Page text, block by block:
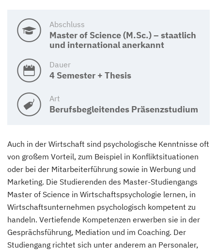
Abschluss
Master of Science (M.Sc.) – staatlich
und international anerkannt
Dauer
4 Semester + Thesis
Art
Berufsbegleitendes Präsenzstudium
Auch in der Wirtschaft sind psychologische Kenntnisse oft
von großem Vorteil, zum Beispiel in Konfliktsituationen
oder bei der Mitarbeiterführung sowie in Werbung und
Marketing. Die Studierenden des Master-Studiengangs
Master of Science in Wirtschaftspsychologie lernen, in
Wirtschaftsunternehmen psychologisch kompetent zu
handeln. Vertiefende Kompetenzen erwerben sie in der
Gesprächsführung, Mediation und im Coaching. Der
Studiengang richtet sich unter anderem an Personaler,